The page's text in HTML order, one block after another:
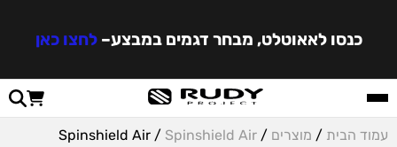
כנסו לאאוטלט, מבחר דגמים במבצע–לחצו כאן
עמוד הבית / מוצרים /
Spinshield Air
/ Spinshield Air